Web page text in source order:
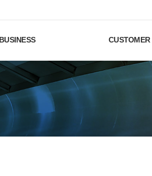
BUSINESS CUSTOMER